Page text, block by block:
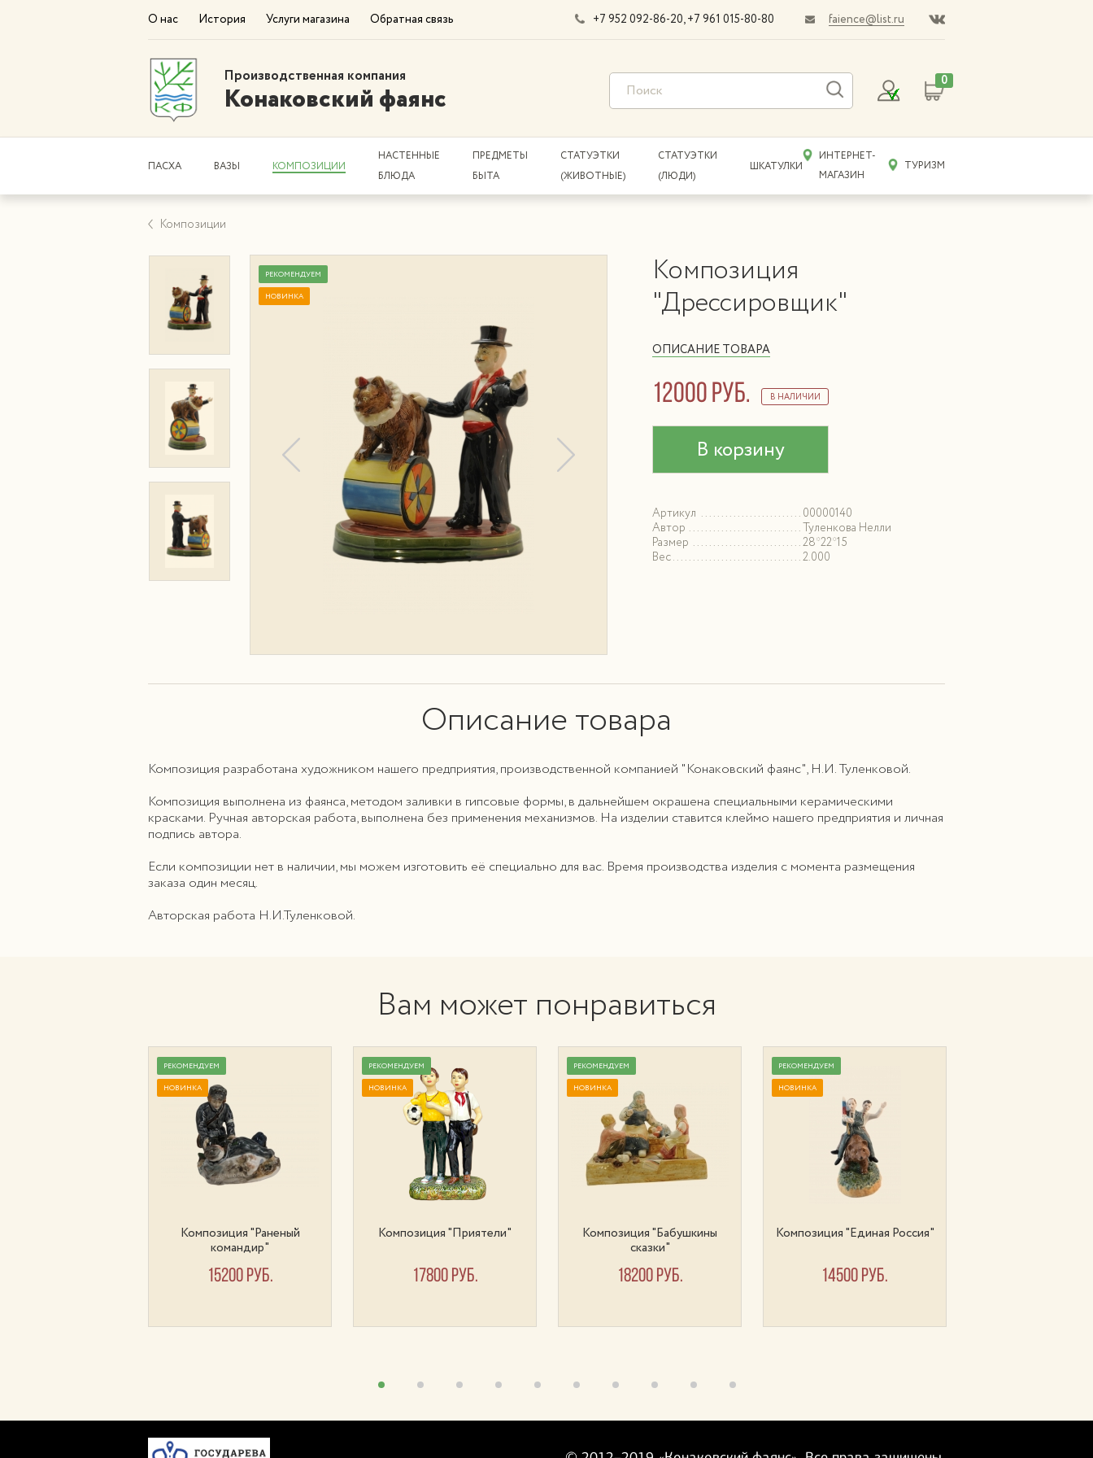
О нас История Услуги магазина Обратная связь +7 952 092-86-20 +7 961 015-80-80 faience@list.ru
Производственная компания
Конаковский фаянс
0
ПАСХА ВАЗЫ КОМПОЗИЦИИ
НАСТЕННЫЕ
БЛЮДА
ПРЕДМЕТЫ
БЫТА
СТАТУЭТКИ
(ЖИВОТНЫЕ)
СТАТУЭТКИ
(ЛЮДИ)
ШКАТУЛКИ
ИНТЕРНЕТ-
МАГАЗИН
ТУРИЗМ
Композиции
РЕКОМЕНДУЕМ
НОВИНКА
Композиция
"Дрессировщик"
ОПИСАНИЕ ТОВАРА
12000 руб. В НАЛИЧИИ
В корзину
Артикул
00000140
Автор
Туленкова Нелли
Размер
28*22*15
Вес
2.000
Описание товара
Композиция разработана художником нашего предприятия, производственной компанией "Конаковский фаянс", Н.И. Туленковой.
Композиция выполнена из фаянса, методом заливки в гипсовые формы, в дальнейшем окрашена специальными керамическими
красками. Ручная авторская работа, выполнена без применения механизмов. На изделии ставится клеймо нашего предприятия и личная
подпись автора.
Если композиции нет в наличии, мы можем изготовить её специально для вас. Время производства изделия с момента размещения
заказа один месяц.
Авторская работа Н.И.Туленковой.
Вам может понравиться
РЕКОМЕНДУЕМ
НОВИНКА
Композиция "Раненый
командир"
15200 руб.
РЕКОМЕНДУЕМ
НОВИНКА
Композиция "Приятели"
17800 руб.
РЕКОМЕНДУЕМ
НОВИНКА
Композиция "Бабушкины
сказки"
18200 руб.
РЕКОМЕНДУЕМ
НОВИНКА
Композиция "Единая Россия"
14500 руб.